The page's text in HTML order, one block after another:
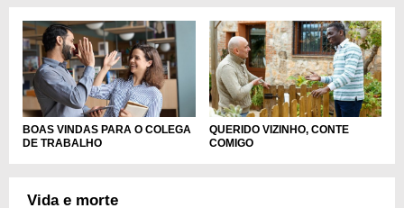
BOAS VINDAS PARA O COLEGA
DE TRABALHO
QUERIDO VIZINHO, CONTE
COMIGO
Vida e morte